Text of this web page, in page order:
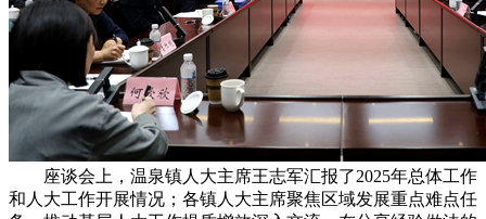
座谈会上，温泉镇人大主席王志军汇报了2025年总体工作
和人大工作开展情况；各镇人大主席聚焦区域发展重点难点任